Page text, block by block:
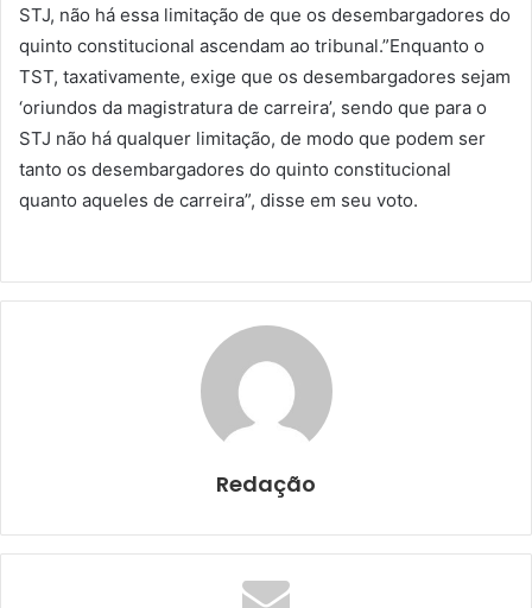
STJ, não há essa limitação de que os desembargadores do
quinto constitucional ascendam ao tribunal.”Enquanto o
TST, taxativamente, exige que os desembargadores sejam
‘oriundos da magistratura de carreira’, sendo que para o
STJ não há qualquer limitação, de modo que podem ser
tanto os desembargadores do quinto constitucional
quanto aqueles de carreira”, disse em seu voto.
Redação